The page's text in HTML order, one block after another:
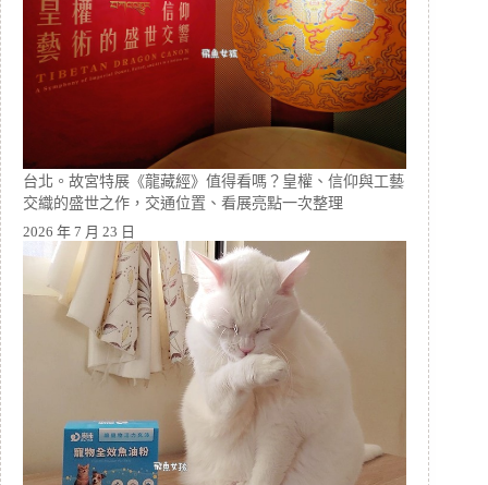
台北。故宮特展《龍藏經》值得看嗎？皇權、信仰與工藝
交織的盛世之作，交通位置、看展亮點一次整理
2026 年 7 月 23 日